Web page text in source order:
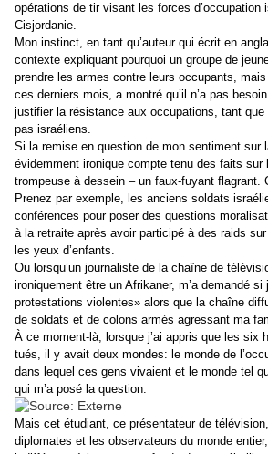
opérations de tir visant les forces d’occupation
Cisjordanie.
Mon instinct, en tant qu’auteur qui écrit en
contexte expliquant pourquoi un groupe de
prendre les armes contre leurs occupants,
ces derniers mois, a montré qu’il n’a pas
justifier la résistance aux occupations, tant
pas israéliens.
Si la remise en question de mon sentiment sur
évidemment ironique compte tenu des faits sur
trompeuse à dessein – un faux-fuyant flagrant.
Prenez par exemple, les anciens soldats
conférences pour poser des questions
à la retraite après avoir participé à des raids
les yeux d’enfants.
Ou lorsqu’un journaliste de la chaîne de
ironiquement être un Afrikaner, m’a demandé
protestations violentes» alors que la chaîne
de soldats et de colons armés agressant ma
À ce moment-là, lorsque j’ai appris que les six
tués, il y avait deux mondes: le monde de
dans lequel ces gens vivaient et le monde tel
qui m’a posé la question.
Mais cet étudiant, ce présentateur de
diplomates et les observateurs du monde